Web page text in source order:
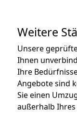
Weitere
Unsere
Ihnen
Ihre
Angebote sind
Sie einen
außerhalb